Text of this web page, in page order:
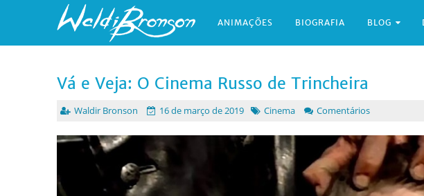
ANIMAÇÕES BIOGRAFIA BLOG
Vá e Veja: O Cinema Russo de Trincheira
Waldir Bronson 16 de março de 2019 Cinema Comentários